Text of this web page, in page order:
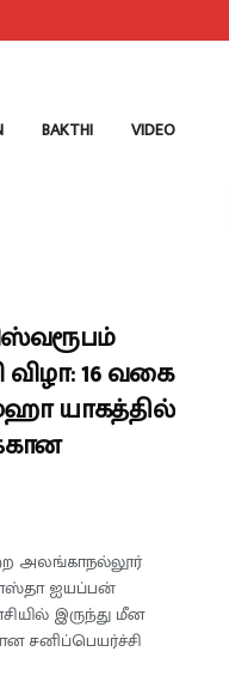
BAKTHI VIDEO
16 வகை
யாகத்தில்
அலங்காநல்லூர்
ஐயப்பன்
இருந்து மீன
சனிப்பெயர்ச்சி